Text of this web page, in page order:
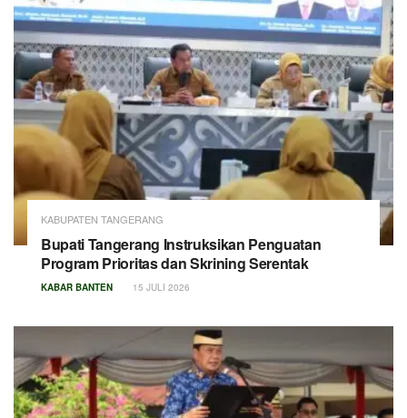
KABUPATEN TANGERANG
Bupati Tangerang Instruksikan Penguatan
Program Prioritas dan Skrining Serentak
KABAR BANTEN 15 JULI 2026